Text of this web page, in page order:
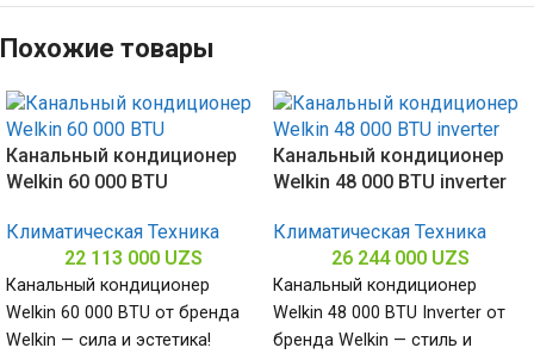
Похожие товары
Канальный кондиционер
Welkin 60 000 BTU
Климатическая Техника
22 113 000 UZS
Канальный кондиционер
Welkin 60 000 BTU от бренда
Welkin — сила и эстетика!
Канальный кондиционер
Welkin 48 000 BTU inverter
Климатическая Техника
26 244 000 UZS
Канальный кондиционер
Welkin 48 000 BTU Inverter от
бренда Welkin — стиль и